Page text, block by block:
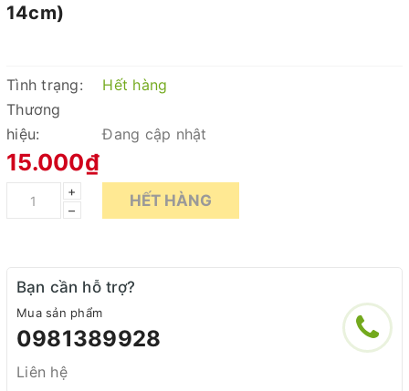
14cm)
Tình trạng:
Hết hàng
Thương
hiệu:
Đang cập nhật
15.000₫
+
–
HẾT HÀNG
Bạn cần hỗ trợ?
Mua sản phẩm
0981389928
Liên hệ